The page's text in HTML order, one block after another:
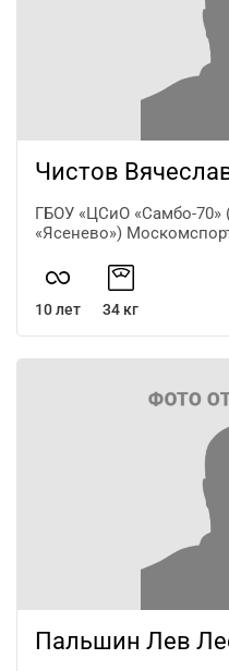
Чистов
ГБОУ «ЦСиО «Самбо-70»
«Ясенево»)
10 лет 34 кг
Пальшин Лев